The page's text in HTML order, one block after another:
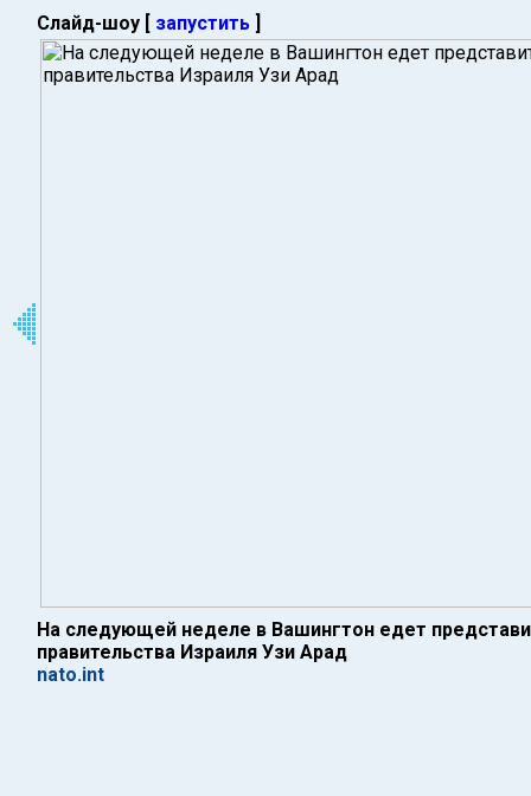
Слайд-шоу [ запустить ]
На следующей неделе в Вашингтон едет
правительства Израиля Узи Арад
nato.int